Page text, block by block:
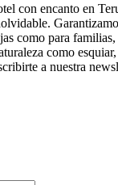
con encanto en
como para
como
a nuestra